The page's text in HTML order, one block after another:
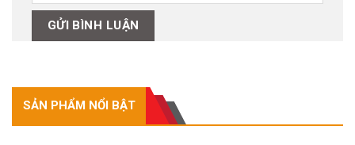
SẢN PHẨM NỔI BẬT